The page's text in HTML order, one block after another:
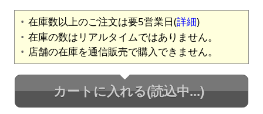
在庫数以上のご注文は要5営業日(詳細)
在庫の数はリアルタイムではありません。
店舗の在庫を通信販売で購入できません。
カートに入れる(読込中...)